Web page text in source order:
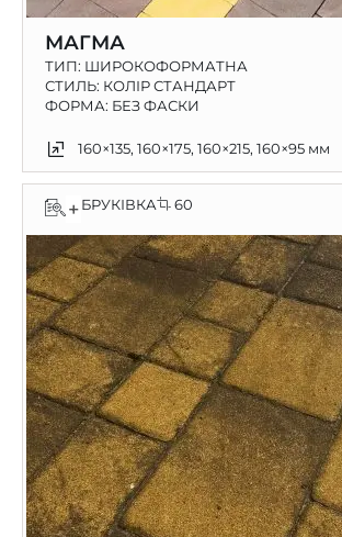
МАГМА
ТИП: ШИРОКОФОРМАТНА
СТИЛЬ: КОЛІР СТАНДАРТ
ФОРМА: БЕЗ ФАСКИ
160×135, 160×175, 160×215, 160×95 мм
+ БРУКІВКА 60